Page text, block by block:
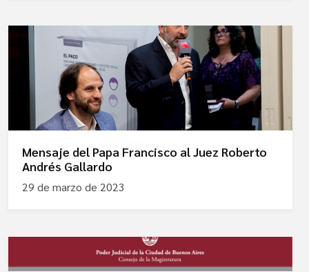
Mensaje del Papa Francisco al Juez Roberto
Andrés Gallardo
29 de marzo de 2023